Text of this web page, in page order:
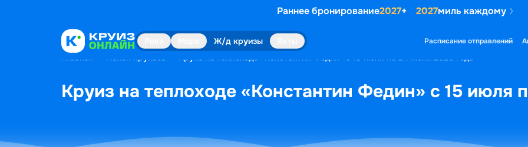
Раннее бронирование2027+ 2027миль каждому
Ж/д круизы Расписание отправлений
Главная Поиск круизов Круиз на теплоходе «Константин Федин» с 15 июля по 24 июля 2026 года
Круиз на теплоходе «Константин Федин» с 15 июля